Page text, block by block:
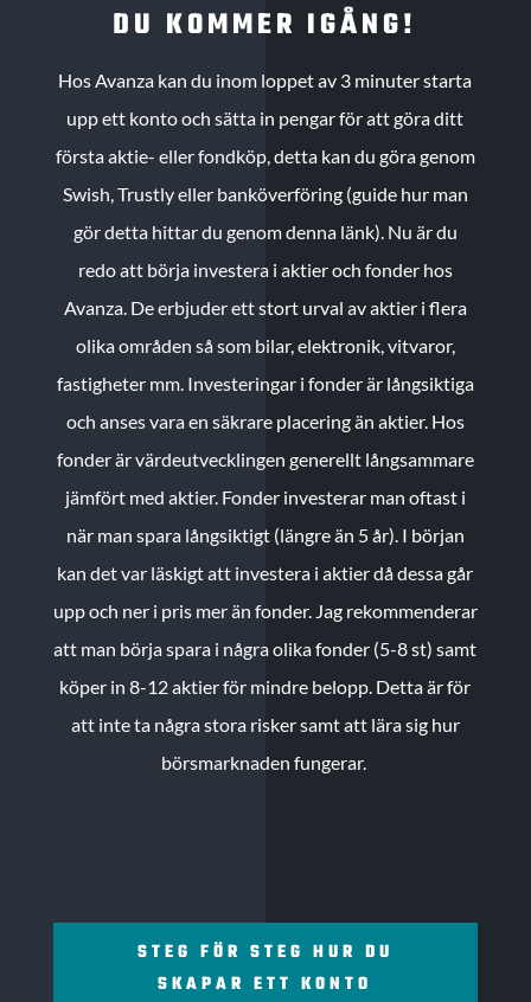
DU KOMMER IGÅNG!
Hos Avanza kan du inom loppet av 3 minuter starta
upp ett konto och sätta in pengar för att göra ditt
första aktie- eller fondköp, detta kan du göra genom
Swish, Trustly eller banköverföring (guide hur man
gör detta hittar du genom denna länk). Nu är du
redo att börja investera i aktier och fonder hos
Avanza. De erbjuder ett stort urval av aktier i flera
olika områden så som bilar, elektronik, vitvaror,
fastigheter mm. Investeringar i fonder är långsiktiga
och anses vara en säkrare placering än aktier. Hos
fonder är värdeutvecklingen generellt långsammare
jämfört med aktier. Fonder investerar man oftast i
när man spara långsiktigt (längre än 5 år). I början
kan det var läskigt att investera i aktier då dessa går
upp och ner i pris mer än fonder. Jag rekommenderar
att man börja spara i några olika fonder (5-8 st) samt
köper in 8-12 aktier för mindre belopp. Detta är för
att inte ta några stora risker samt att lära sig hur
börsmarknaden fungerar.
STEG FÖR STEG HUR DU
SKAPAR ETT KONTO